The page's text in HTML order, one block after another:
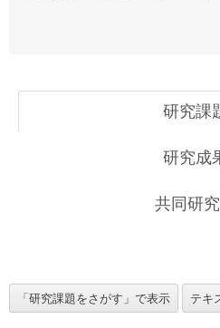
研究課
研究成
共同研